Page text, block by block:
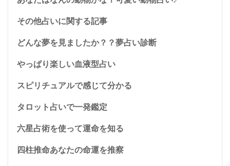
その他占いに関する記事
どんな夢を見ましたか？？夢占い診断
やっぱり楽しい血液型占い
スピリチュアルで感じて分かる
タロット占いで一発鑑定
六星占術を使って運命を知る
四柱推命あなたの命運を推察